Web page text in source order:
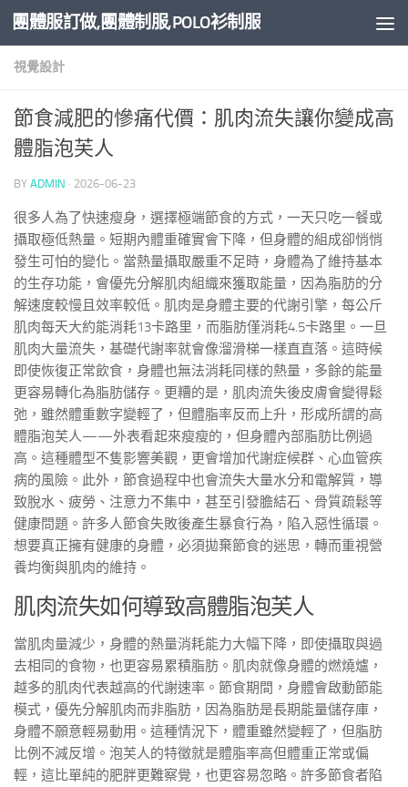
Skip to content
團體服訂做,團體制服,POLO衫制服
視覺設計
節食減肥的慘痛代價：肌肉流失讓你變成高
體脂泡芙人
BY ADMIN · 2026-06-23
很多人為了快速瘦身，選擇極端節食的方式，一天只吃一餐或
攝取極低熱量。短期內體重確實會下降，但身體的組成卻悄悄
發生可怕的變化。當熱量攝取嚴重不足時，身體為了維持基本
的生存功能，會優先分解肌肉組織來獲取能量，因為脂肪的分
解速度較慢且效率較低。肌肉是身體主要的代謝引擎，每公斤
肌肉每天大約能消耗13卡路里，而脂肪僅消耗4.5卡路里。一旦
肌肉大量流失，基礎代謝率就會像溜滑梯一樣直直落。這時候
即使恢復正常飲食，身體也無法消耗同樣的熱量，多餘的能量
更容易轉化為脂肪儲存。更糟的是，肌肉流失後皮膚會變得鬆
弛，雖然體重數字變輕了，但體脂率反而上升，形成所謂的高
體脂泡芙人——外表看起來瘦瘦的，但身體內部脂肪比例過
高。這種體型不隻影響美觀，更會增加代謝症候群、心血管疾
病的風險。此外，節食過程中也會流失大量水分和電解質，導
致脫水、疲勞、注意力不集中，甚至引發膽結石、骨質疏鬆等
健康問題。許多人節食失敗後產生暴食行為，陷入惡性循環。
想要真正擁有健康的身體，必須拋棄節食的迷思，轉而重視營
養均衡與肌肉的維持。
肌肉流失如何導致高體脂泡芙人
當肌肉量減少，身體的熱量消耗能力大幅下降，即使攝取與過
去相同的食物，也更容易累積脂肪。肌肉就像身體的燃燒爐，
越多的肌肉代表越高的代謝速率。節食期間，身體會啟動節能
模式，優先分解肌肉而非脂肪，因為脂肪是長期能量儲存庫，
身體不願意輕易動用。這種情況下，體重雖然變輕了，但脂肪
比例不減反增。泡芙人的特徵就是體脂率高但體重正常或偏
輕，這比單純的肥胖更難察覺，也更容易忽略。許多節食者陷